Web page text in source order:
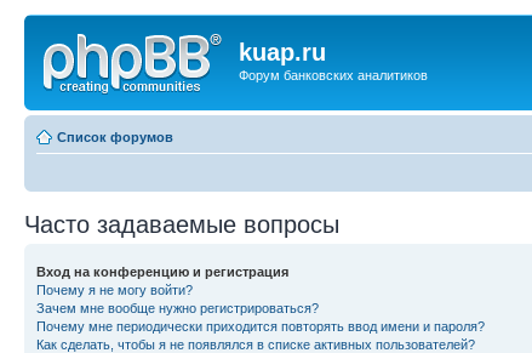
kuap.ru
Форум банковских аналитиков
Список форумов
Часто задаваемые вопросы
Вход на конференцию и регистрация
Почему я не могу войти?
Зачем мне вообще нужно регистрироваться?
Почему мне периодически приходится повторять ввод имени и пароля?
Как сделать, чтобы я не появлялся в списке активных пользователей?